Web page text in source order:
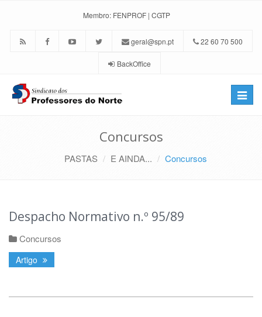
Membro: FENPROF | CGTP
geral@spn.pt 22 60 70 500
BackOffice
Toggle
Concursos
PASTAS E AINDA... Concursos
Despacho Normativo n.º 95/89
Concursos
Artigo